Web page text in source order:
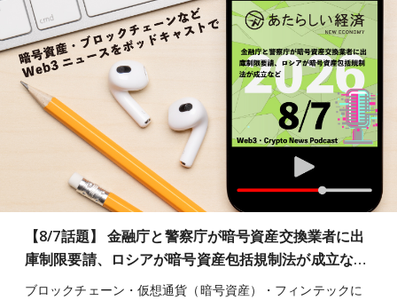
【8/7話題】 金融庁と警察庁が暗号資産交換業者に出
庫制限要請、ロシアが暗号資産包括規制法が成立な…
ブロックチェーン・仮想通貨（暗号資産）・フィンテックに